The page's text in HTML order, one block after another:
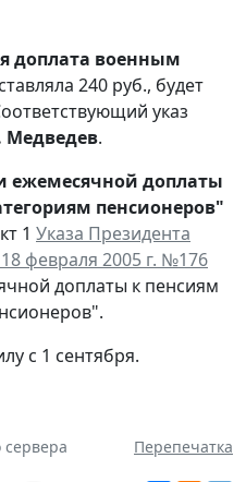
доплата военным
240 руб., будет
указ
Медведев.
ежемесячной доплаты
пенсионеров"
1 Указа Президента
февраля 2005 г. №176
доплаты к пенсиям
с 1 сентября.
Перепечатка